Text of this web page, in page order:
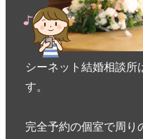
シーネット結婚相談所
す。
完全予約の個室で周り